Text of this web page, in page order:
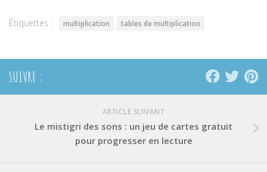
Étiquettes : multiplication tables de multiplication
SUIVRE :
ARTICLE SUIVANT
Le mistigri des sons : un jeu de cartes gratuit
pour progresser en lecture